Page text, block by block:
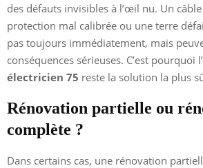
des défauts invisibles à l’œil nu. Un
protection mal calibrée ou une terre
pas toujours immédiatement, mais
conséquences sérieuses. C’est pourquoi
électricien 75 reste la solution la plus
Rénovation partielle ou
complète ?
Dans certains cas, une rénovation